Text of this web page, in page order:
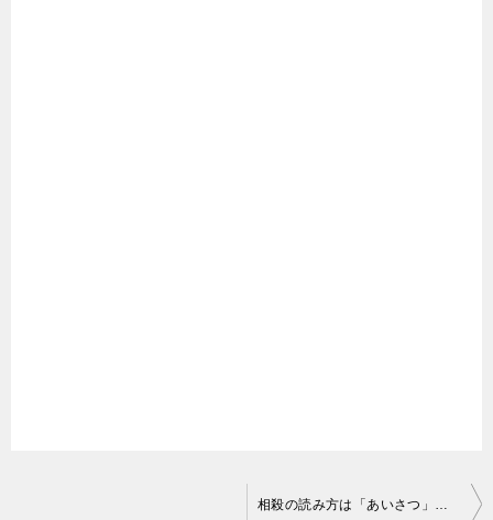
相殺の読み方は「あいさつ」・「そうさつ」のどっち？意味も3分で丸わかり！